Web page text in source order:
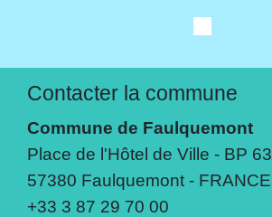
Contacter la commune
Commune de Faulquemont
Place de l'Hôtel de Ville - BP 63
57380 Faulquemont - FRANCE
+33 3 87 29 70 00